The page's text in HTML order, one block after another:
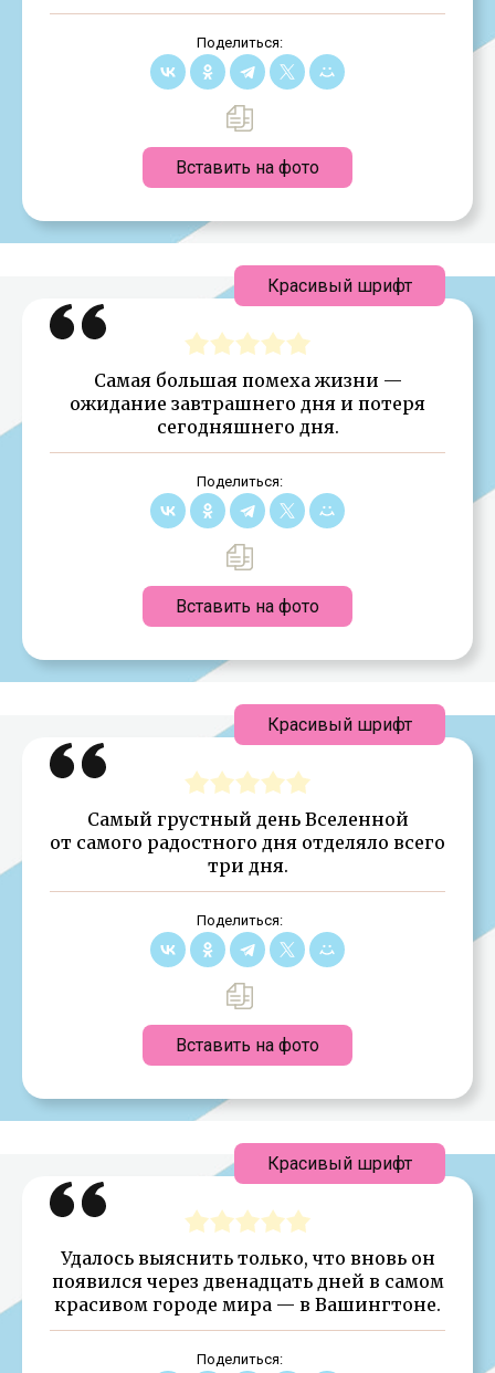
Поделиться:
Вставить на фото
Самая большая помеха жизни —
ожидание завтрашнего дня и потеря
сегодняшнего дня.
Поделиться:
Вставить на фото
Красивый шрифт
Самый грустный день Вселенной
от самого радостного дня отделяло всего
три дня.
Поделиться:
Вставить на фото
Красивый шрифт
Удалось выяснить только, что вновь он
появился через двенадцать дней в самом
красивом городе мира — в Вашингтоне.
Поделиться:
Красивый шрифт